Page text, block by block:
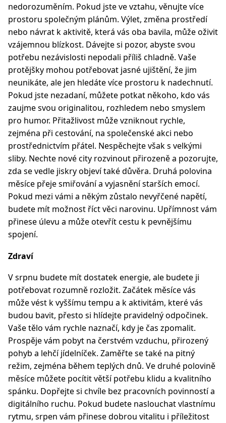
nedorozuměním. Pokud jste ve vztahu, věnujte více
prostoru společným plánům. Výlet, změna prostředí
nebo návrat k aktivitě, která vás oba bavila, může oživit
vzájemnou blízkost. Dávejte si pozor, abyste svou
potřebu nezávislosti nepodali příliš chladně. Vaše
protějšky mohou potřebovat jasné ujištění, že jim
neunikáte, ale jen hledáte více prostoru k nadechnutí.
Pokud jste nezadaní, můžete potkat někoho, kdo vás
zaujme svou originalitou, rozhledem nebo smyslem
pro humor. Přitažlivost může vzniknout rychle,
zejména při cestování, na společenské akci nebo
prostřednictvím přátel. Nespěchejte však s velkými
sliby. Nechte nové city rozvinout přirozeně a pozorujte,
zda se vedle jiskry objeví také důvěra. Druhá polovina
měsíce přeje smiřování a vyjasnění starších emocí.
Pokud mezi vámi a někým zůstalo nevyřčené napětí,
budete mít možnost říct věci narovinu. Upřímnost vám
přinese úlevu a může otevřít cestu k pevnějšímu
spojení.
Zdraví
V srpnu budete mít dostatek energie, ale budete ji
potřebovat rozumně rozložit. Začátek měsíce vás
může vést k vyššímu tempu a k aktivitám, které vás
budou bavit, přesto si hlídejte pravidelný odpočinek.
Vaše tělo vám rychle naznačí, kdy je čas zpomalit.
Prospěje vám pobyt na čerstvém vzduchu, přirozený
pohyb a lehčí jídelníček. Zaměřte se také na pitný
režim, zejména během teplých dnů. Ve druhé polovině
měsíce můžete pocítit větší potřebu klidu a kvalitního
spánku. Dopřejte si chvíle bez pracovních povinností a
digitálního ruchu. Pokud budete naslouchat vlastnímu
rytmu, srpen vám přinese dobrou vitalitu i příležitost